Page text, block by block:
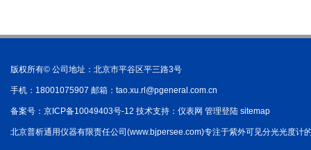
版权所有© 公司地址：北京市平谷区平三路3号
手机：18001075907 邮箱： tao.xu.rl@pgeneral.com.cn
备案号： 京ICP备10049403号-12 技术支持： 仪表网 管理登陆 sitemap
北京普析通用仪器有限责任公司(www.bjpersee.com)专注于紫外可见分光光度计